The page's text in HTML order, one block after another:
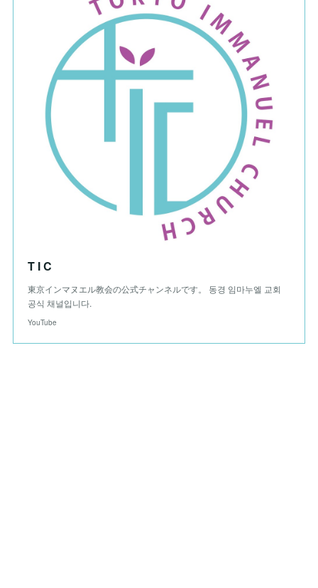
T I C
東京インマヌエル教会の公式チャンネルです。 동경 임마누엘 교회
공식 채널입니다.
YouTube